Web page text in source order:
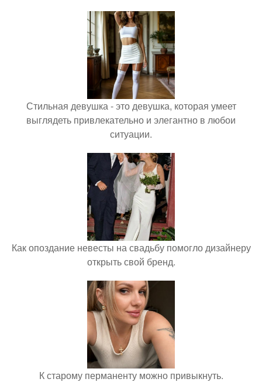
Стильная девушка - это девушка, которая умеет
выглядеть привлекательно и элегантно в любои
ситуации.
Как опоздание невесты на свадьбу помогло дизайнеру
открыть свой бренд.
К старому перманенту можно привыкнуть.